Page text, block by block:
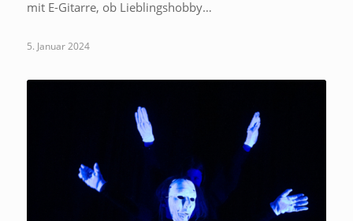
mit E-Gitarre, ob Lieblingshobby…
5. Januar 2024